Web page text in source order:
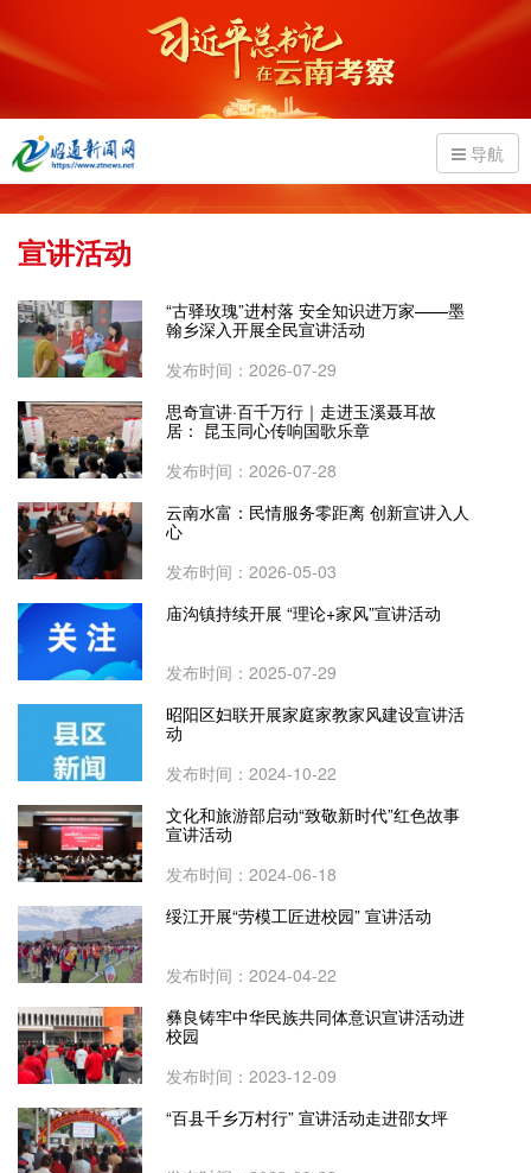
导航
宣讲活动
“古驿玫瑰”进村落 安全知识进万家——墨
翰乡深入开展全民宣讲活动
发布时间：2026-07-29
思奇宣讲·百千万行｜走进玉溪聂耳故
居： 昆玉同心传响国歌乐章
发布时间：2026-07-28
云南水富：民情服务零距离 创新宣讲入人
心
发布时间：2026-05-03
庙沟镇持续开展 “理论+家风”宣讲活动
发布时间：2025-07-29
昭阳区妇联开展家庭家教家风建设宣讲活
动
发布时间：2024-10-22
文化和旅游部启动“致敬新时代”红色故事
宣讲活动
发布时间：2024-06-18
绥江开展“劳模工匠进校园” 宣讲活动
发布时间：2024-04-22
彝良铸牢中华民族共同体意识宣讲活动进
校园
发布时间：2023-12-09
“百县千乡万村行” 宣讲活动走进邵女坪